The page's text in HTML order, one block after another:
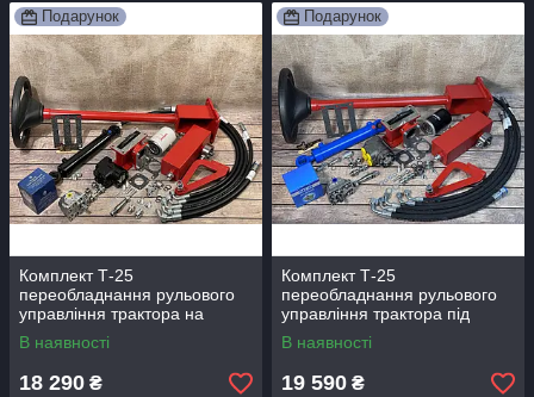
Подарунок
Комплект Т-25
переобладнання рульового
управління трактора на
насос-дозатор
В наявності
18 290 ₴
Подарунок
Комплект Т-25
переобладнання рульового
управління трактора під
насос дозатор Premium
В наявності
19 590 ₴